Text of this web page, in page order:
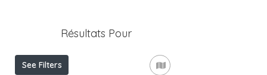
Résultats Pour
See Filters